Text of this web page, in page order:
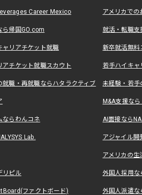
Career Mexico アメリカで
ら帰国GO.com 就活・転職
ャリアチケット就職 新卒就活無料
チケット就職スカウト 若手ハイキ
職・再就職ならハタラクティブ 未経験・若手
M&A支援な
ならわんコネ AI面接なら
Lab. アジャイル
アメリカの
リピル 外国人採用
ファクトボード) 外国人派遣な